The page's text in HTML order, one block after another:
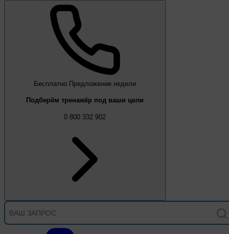
Бесплатно Предложение недели
Подберём тренажёр под ваши цели
0 800 332 902